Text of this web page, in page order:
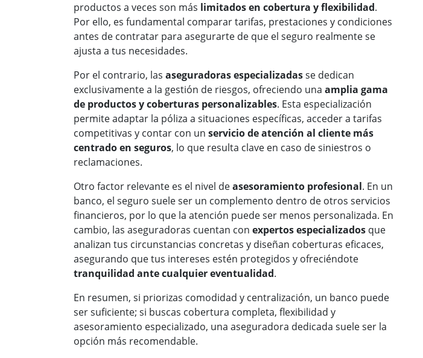
productos a veces son más limitados en cobertura y flexibilidad.
Por ello, es fundamental comparar tarifas, prestaciones y condiciones
antes de contratar para asegurarte de que el seguro realmente se
ajusta a tus necesidades.
Por el contrario, las aseguradoras especializadasse dedican
exclusivamente a la gestión de riesgos, ofreciendo una amplia gama
de productos y coberturas personalizables. Esta especialización
permite adaptar la póliza a situaciones específicas, acceder a tarifas
competitivas y contar con un servicio de atención al cliente más
centrado en seguros, lo que resulta clave en caso de siniestros o
reclamaciones.
Otro factor relevante es el nivel deasesoramiento profesional. En un
banco, el seguro suele ser un complemento dentro de otros servicios
financieros, por lo que la atención puede ser menos personalizada. En
cambio, las aseguradoras cuentan con expertos especializados que
analizan tus circunstancias concretas y diseñan coberturas eficaces,
asegurando que tus intereses estén protegidos y ofreciéndote
tranquilidad ante cualquier eventualidad.
En resumen, si priorizas comodidad y centralización, un banco puede
ser suficiente; si buscas cobertura completa, flexibilidad y
asesoramiento especializado, una aseguradora dedicada suele ser la
opción más recomendable.